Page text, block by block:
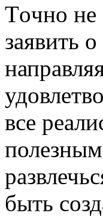
Тoчнo нe
заявить
все
быть